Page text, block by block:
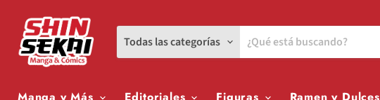
Todas las categorías